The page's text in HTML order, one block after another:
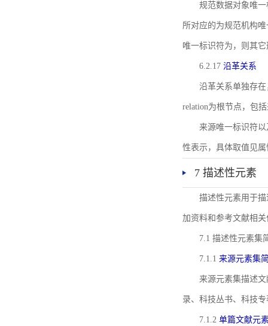
规范数据对象唯一
所对应的为规范机构
唯一标识符为，则其
6.2.17 沿革关系
沿革关系单独存
relation为根节点，包
来源唯一标识符以
性表示，具体取值见属
7 描述性元素
描述性元素用于
加资料和参考文献相
7.1 描述性元素集
7.1.1 来源元素集
来源元素集描述
录、科技丛书、科技
7.1.2 单篇文献元